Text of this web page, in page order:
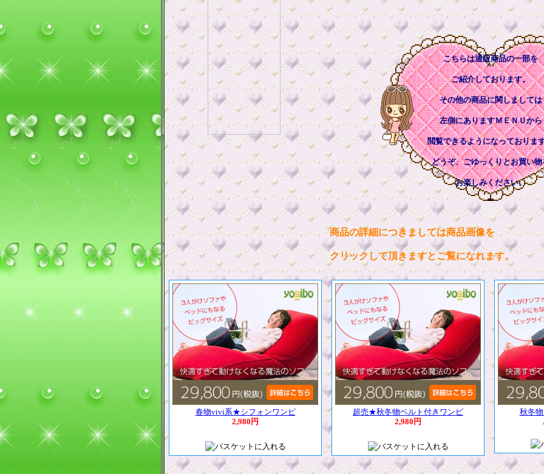
こちらは通販商品の一部を
ご紹介しております。
その他の商品に関しましては
左側にありますＭＥＮＵから
閲覧できるようになっておりま
どうぞ、ごゆっくりとお買い物
お楽しみください。
商品の詳細につきましては商品画像を
クリックして頂きますとご覧になれます。
春物vivi系★シフォンワンピ
2,980円
超売★秋冬物ベルト付きワンピ
2,980円
秋冬